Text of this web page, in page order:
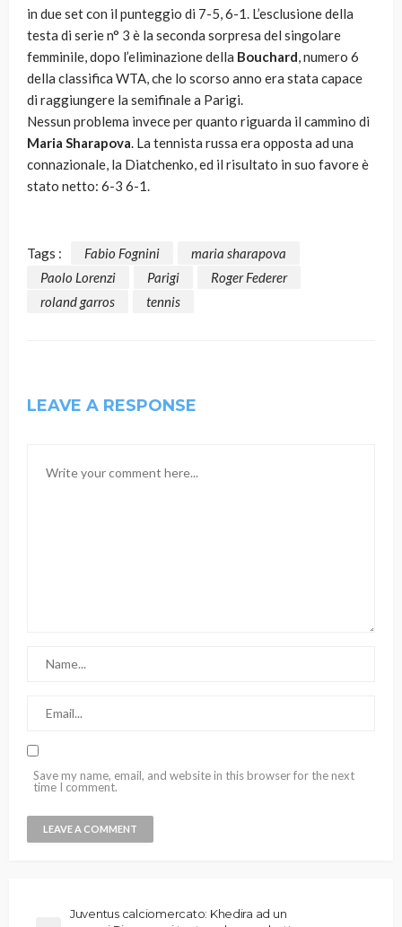
in due set con il punteggio di 7-5, 6-1. L’esclusione della
testa di serie n° 3 è la seconda sorpresa del singolare
femminile, dopo l’eliminazione della Bouchard, numero 6
della classifica WTA, che lo scorso anno era stata capace
di raggiungere la semifinale a Parigi.
Nessun problema invece per quanto riguarda il cammino di
Maria Sharapova. La tennista russa era opposta ad una
connazionale, la Diatchenko, ed il risultato in suo favore è
stato netto: 6-3 6-1.
Tags : Fabio Fognini
maria sharapova
Paolo Lorenzi
Parigi
Roger Federer
roland garros
tennis
LEAVE A RESPONSE
Save my name, email, and website in this browser for the next
time I comment.
Juventus calciomercato: Khedira ad un